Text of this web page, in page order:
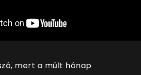
mert a múlt hónap